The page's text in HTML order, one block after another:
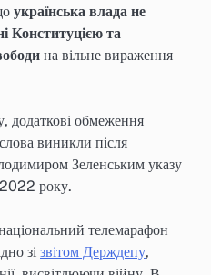
українська влада не
Конституцією та
на вільне вираження
додаткові обмеження
виникли після
Зеленським указу
року.
телемарафон
зі звітом Держдепу,